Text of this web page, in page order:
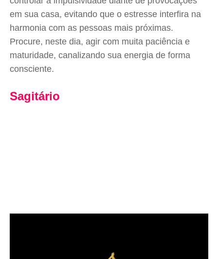
em sua casa, evitando que o estresse interfira na
harmonia com as pessoas mais próximas.
Procure, neste dia, agir com muita paciência e
maturidade, canalizando sua energia de forma
consciente.
Sagitário